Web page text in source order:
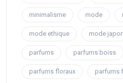
minimalisme mode
mode ethique mode
parfums parfums boiss
parfums floraux parfums